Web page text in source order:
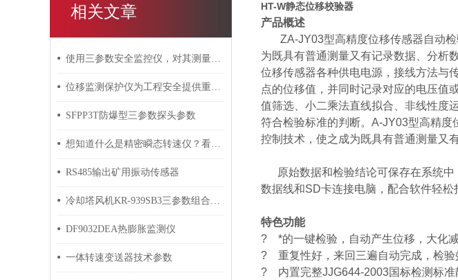
相关文章
使用三参数安全监控仪，对其测量方法要心中有数
位移监测保护仪为工程安全提供重要保障
SFPP3T防爆型三参数探头参数
想知道什么是精密瞬态转速仪？看看这些就行
RS485输出矿用振动传感器
冷却塔风机KR-939SB3三参数组合探头
DF9032DEA热膨胀监测仪
一体转速变送器技术参数
HT-W静态位移校验器
产品概述
ZA-JY03型高精度位移传感器自动检
为既具有普通测量又有记录数据、分析
位移传感器各种供电电源，接线方法与
点的位移值，并同时记录对应的电压值
值筛选、小二乘法直线拟合、非线性度
符合检验标准的判断。A-JY03型高精
控制技术，使之成为既具有普通测量又
原始数据和检验结论可保存在系统中
数据线和SD卡连接电脑，配合软件轻松
特色功能
?
*的一键检验，自动产生
?
重复性好，来回三遍自动完成，检
?
内置完整JJG644-2003国标检测标